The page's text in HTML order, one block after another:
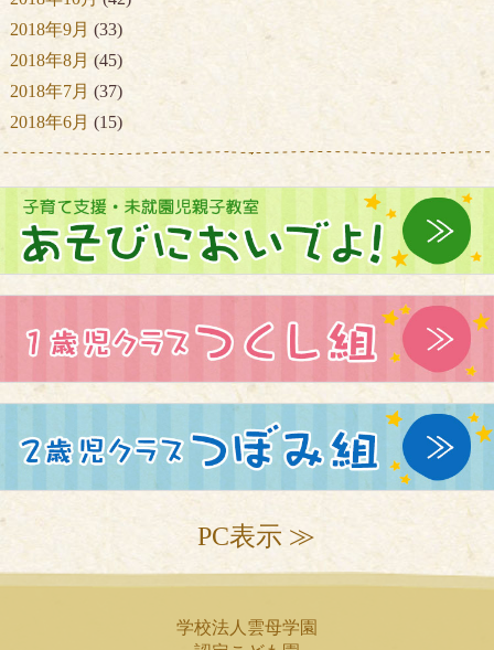
2018年9月 (33)
2018年8月 (45)
2018年7月 (37)
2018年6月 (15)
PC表示 ≫
学校法人雲母学園